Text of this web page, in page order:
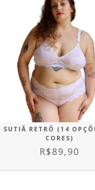
SUTIÃ RETRÔ (14
CORES)
R$89,90